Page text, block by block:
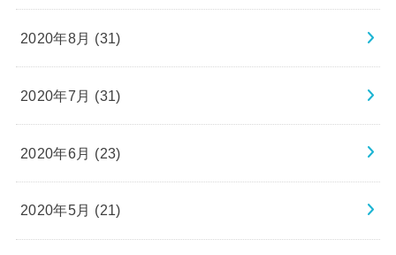
2020年8月 (31)
2020年7月 (31)
2020年6月 (23)
2020年5月 (21)